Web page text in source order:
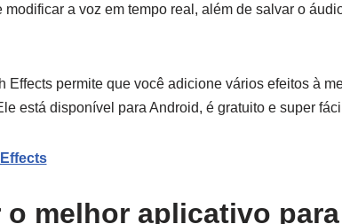
a voz em tempo real, além de salvar o
Effects permite que você adicione vários efeitos à
está disponível para Android, é gratuito e super
o melhor aplicativo